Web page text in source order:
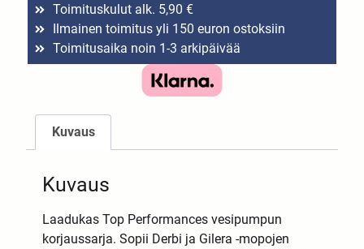
Toimituskulut alk. 5,90 €
Ilmainen toimitus yli 150 euron ostoksiin
Toimitusaika noin 1-3 arkipäivää
Kuvaus
Kuvaus
Laadukas Top Performances vesipumpun
korjaussarja. Sopii Derbi ja Gilera -mopojen